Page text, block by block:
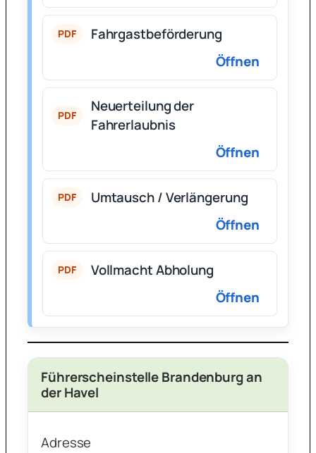
PDF
Fahrgastbeförderung
Öffnen
PDF
Neuerteilung der
Fahrerlaubnis
Öffnen
PDF
Umtausch / Verlängerung
Öffnen
PDF
Vollmacht Abholung
Öffnen
Führerscheinstelle Brandenburg an
der Havel
Adresse